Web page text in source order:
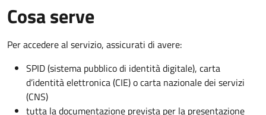
Cosa serve
Per accedere al servizio, assicurati di avere:
SPID (sistema pubblico di identità digitale), carta
d’identità elettronica (CIE) o carta nazionale dei servizi
(CNS)
tutta la documentazione prevista per la presentazione